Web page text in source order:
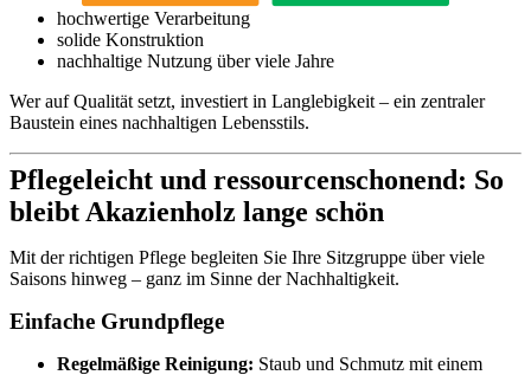
hochwertige Verarbeitung
solide Konstruktion
nachhaltige Nutzung über viele Jahre
Wer auf Qualität setzt, investiert in Langlebigkeit – ein zentraler
Baustein eines nachhaltigen Lebensstils.
Pflegeleicht und ressourcenschonend: So
bleibt Akazienholz lange schön
Mit der richtigen Pflege begleiten Sie Ihre Sitzgruppe über viele
Saisons hinweg – ganz im Sinne der Nachhaltigkeit.
Einfache Grundpflege
Regelmäßige Reinigung: Staub und Schmutz mit einem